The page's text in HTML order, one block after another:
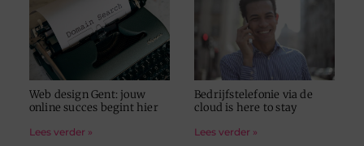
Web design Gent: jouw
online succes begint hier
Lees verder »
Bedrijfstelefonie via de
cloud is here to stay
Lees verder »